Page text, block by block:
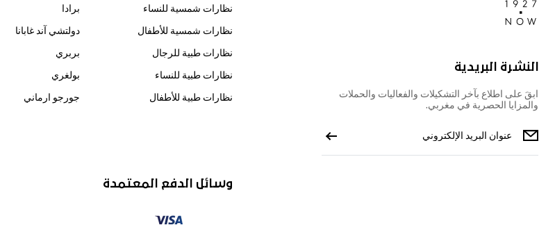
النشرة البريدية
ابقَ على اطلاع بآخر التشكيلات والفعاليات والحملات
والمزايا الحصرية في مغربي.
نظارات شمسية للنساء
نظارات شمسية للأطفال
نظارات طبية للرجال
نظارات طبية للنساء
نظارات طبية للأطفال
برادا
دولتشي آند غابانا
بربري
بولغري
جورجو ارماني
وسائل الدفع المعتمدة